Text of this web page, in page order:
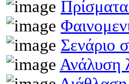
Σενάριο
Ανάλυση